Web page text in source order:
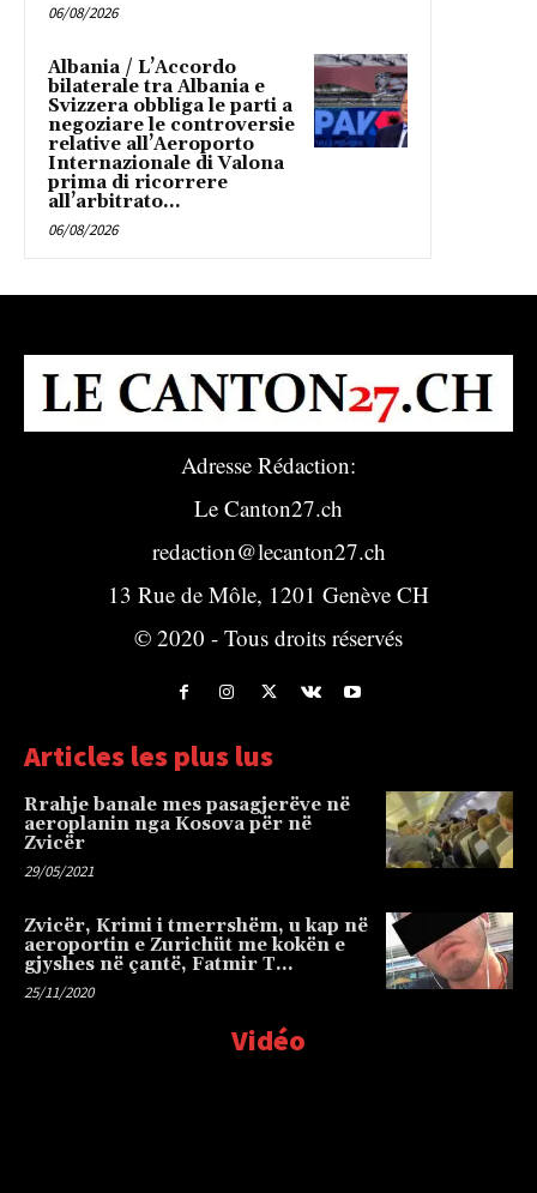
06/08/2026
Albania / L’Accordo
bilaterale tra Albania e
Svizzera obbliga le parti a
negoziare le controversie
relative all’Aeroporto
Internazionale di Valona
prima di ricorrere
all’arbitrato...
06/08/2026
Adresse Rédaction:
Le Canton27.ch
redaction@lecanton27.ch
13 Rue de Môle, 1201 Genève CH
© 2020 - Tous droits réservés
Articles les plus lus
Rrahje banale mes pasagjerëve në
aeroplanin nga Kosova për në
Zvicër
29/05/2021
Zvicër, Krimi i tmerrshëm, u kap në
aeroportin e Zurichüt me kokën e
gjyshes në çantë, Fatmir T…
25/11/2020
Vidéo